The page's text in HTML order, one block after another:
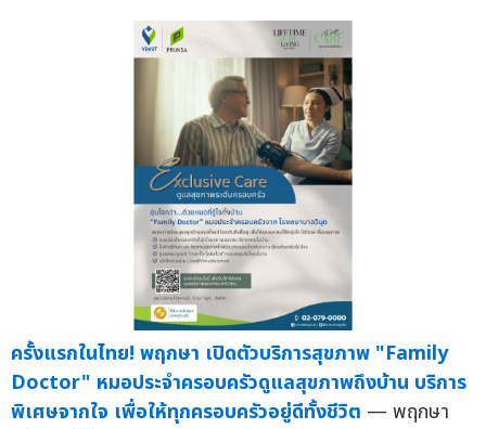
ครั้งแรกในไทย! พฤกษา เปิดตัวบริการสุขภาพ "Family
Doctor" หมอประจำครอบครัวดูแลสุขภาพถึงบ้าน บริการ
พิเศษจากใจ เพื่อให้ทุกครอบครัวอยู่ดีทั้งชีวิต — พฤกษา